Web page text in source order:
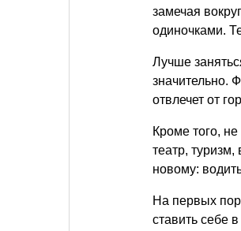
замечая
одиночками.
Лучше
значительно.
отвлечет от
Кроме того,
театр, туризм,
новому:
На первых
ставить себе